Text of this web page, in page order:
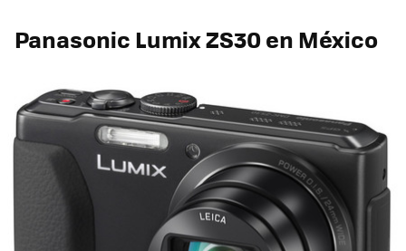
Panasonic Lumix ZS30 en México